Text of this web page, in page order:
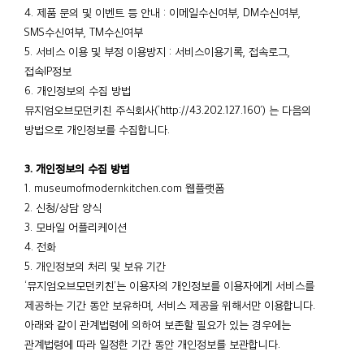
4. 제품 문의 및 이벤트 등 안내 : 이메일수신여부, DM수신여부,
SMS수신여부, TM수신여부
5. 서비스 이용 및 부정 이용방지 : 서비스이용기록, 접속로그,
접속IP정보
6. 개인정보의 수집 방법
뮤지엄오브모던키친 주식회사(‘http://43.202.127.160’) 는 다음의
방법으로 개인정보를 수집합니다.
3. 개인정보의 수집 방법
1. museumofmodernkitchen.com 웹플랫폼
2. 신청/상담 양식
3. 모바일 어플리케이션
4. 전화
5. 개인정보의 처리 및 보유 기간
‘뮤지엄오브모던키친’는 이용자의 개인정보를 이용자에게 서비스를
제공하는 기간 동안 보유하며, 서비스 제공을 위해서만 이용합니다.
아래와 같이 관계법령에 의하여 보존할 필요가 있는 경우에는
관계법령에 따라 일정한 기간 동안 개인정보를 보관합니다.